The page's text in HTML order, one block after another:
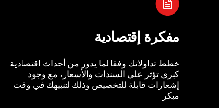
مفكرة إقتصادية
خطط تداولاتك وفقا لما يدور من أحداث اقتصادية
كبرى تؤثر على السندات والأسعار، مع وجود
إشعارات قابلة للتخصيص وذلك لتنبيهك في وقت
مبكر